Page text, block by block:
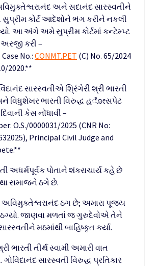
અને સદાનંદ સારસ્વતીને
સુપ્રીમ કોર્ટ આદેશોને ભંગ કરીને નકલી
આ અંગે અમે સુપ્રીમ કોર્ટમાં કન્ટેમ્પ્ટ
કરી –
No.: CONMT.PET (C) No. 65/2024
2020.**
સારસ્વતીએ શ્રિંગેરી શ્રી ભારતી
અને વિધુશેખર ભારતી વિરુદ્ધ હೋસપેટ
કેસ નોંધાવી –
O.S./0000031/2025 (CNR No:
Principal Civil Judge and
અધર્મપૂર્વક પોતાને શંકરાચાર્ય કહે છે
સમાજને ઠગે છે.
અવિમુક્તેશ્વરાનંદ ઠગ છે; અમારા પૂજ્ય
જાણવા મળતાં જ ગુરુદેવોએ તેને
મઠમાંથી બાહિષ્કૃત કર્યા.
ભારતી તીર્થ સ્વામી અમારી વાત
સારસ્વતી વિરુદ્ધ પ્રતિકાર